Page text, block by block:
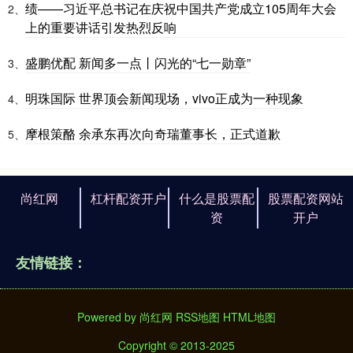
2、 绩——习近平总书记在庆祝中国共产党成立105周年大会
上的重要讲话引发热烈反响
3、 盛鹏优配 新闻多一点丨闪光的“七一勋章”
4、 明珠国际 世界顶会新闻现场，vivo正成为一种现象
5、 摩根策酪 余承东再次向奇瑞董事长，正式道歉
尚红网 杠杆配资开户
什么是股票配
资
股票配资网站
开户
友情链接：
Powered by 尚红网 RSS地图 HTML地图
Copyright © 2013-2025